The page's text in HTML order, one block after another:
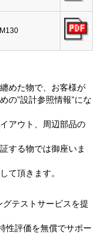
めた物で、お客様が
の”設計参照情報”にな
アウト、周辺部品の
する物では御座いま
て頂きます。
テストサービスを提
性評価を無償でサポー